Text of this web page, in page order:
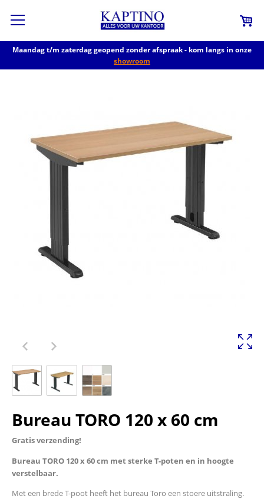
Maandag t/m zaterdag geopend zonder afspraak - kom langs in onze
showroom
Bureau TORO 120 x 60 cm
Gratis verzending!
Bureau TORO 120 x 60 cm met sterke T-poten en in hoogte
verstelbaar.
Met een brede T-poot heeft het bureau Toro een stoere uitstraling.